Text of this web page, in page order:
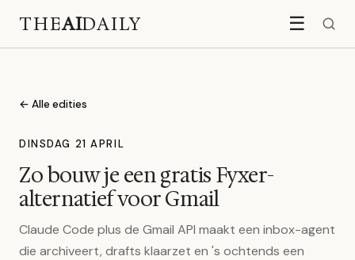
THEAIDAILY ☰
← Alle edities
DINSDAG 21 APRIL
Zo bouw je een gratis Fyxer-
alternatief voor Gmail
Claude Code plus de Gmail API maakt een inbox-agent
die archiveert, drafts klaarzet en 's ochtends een